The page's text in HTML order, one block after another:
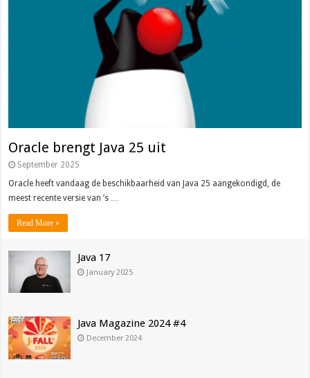
Oracle brengt Java 25 uit
September 2025
Oracle heeft vandaag de beschikbaarheid van Java 25 aangekondigd, de
meest recente versie van ’s …
Read More »
Java 17
January 2025
Java Magazine 2024 #4
December 2024